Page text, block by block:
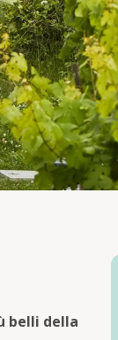
belli della